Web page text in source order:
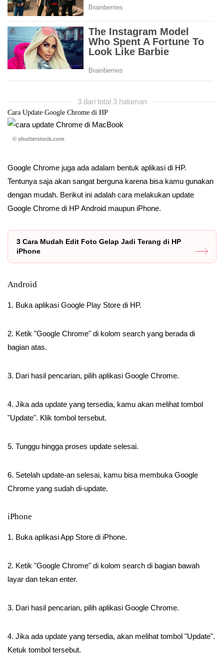
3 dari total 3 halaman
Cara Update Google Chrome di HP
© shutterstock.com
Google Chrome juga ada adalam bentuk aplikasi di HP.
Tentunya saja akan sangat berguna karena bisa kamu gunakan
dengan mudah. Berikut ini adalah cara melakukan update
Google Chrome di HP Android maupun iPhone.
3 Cara Mudah Edit Foto Gelap Jadi Terang di HP
iPhone
Android
1. Buka aplikasi Google Play Store di HP.
2. Ketik "Google Chrome" di kolom search yang berada di
bagian atas.
3. Dari hasil pencarian, pilih aplikasi Google Chrome.
4. Jika ada update yang tersedia, kamu akan melihat tombol
"Update". Klik tombol tersebut.
5. Tunggu hingga proses update selesai.
6. Setelah update-an selesai, kamu bisa membuka Google
Chrome yang sudah di-update.
iPhone
1. Buka aplikasi App Store di iPhone.
2. Ketik "Google Chrome" di kolom search di bagian bawah
layar dan tekan enter.
3. Dari hasil pencarian, pilih aplikasi Google Chrome.
4. Jika ada update yang tersedia, akan melihat tombol "Update".
Ketuk tombol tersebut.